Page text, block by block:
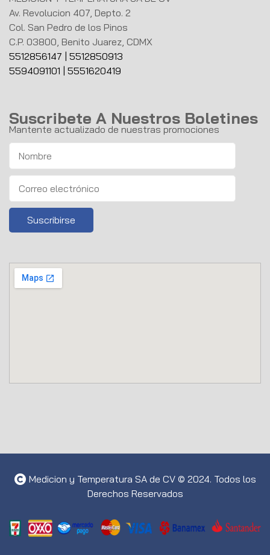
Av. Revolucion 407, Depto. 2
Col. San Pedro de los Pinos
C.P. 03800, Benito Juarez, CDMX
5512856147
5512850913
5594091101
5551620419
Suscribete A Nuestros Boletines
Mantente actualizado de nuestras promociones
Medicion y Temperatura SA de CV © 2024. Todos los
Derechos Reservados